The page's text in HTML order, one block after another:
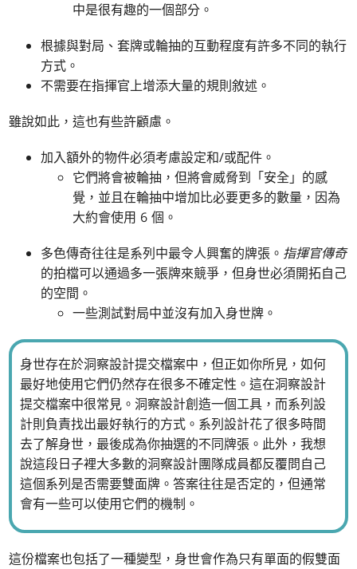
中是很有趣的一個部分。
根據與對局、套牌或輪抽的互動程度有許多不同的執行
方式。
不需要在指揮官上增添大量的規則敘述。
雖說如此，這也有些許顧慮。
加入額外的物件必須考慮設定和/或配件。
它們將會被輪抽，但將會威脅到「安全」的感
覺，並且在輪抽中增加比必要更多的數量，因為
大約會使用 6 個。
多色傳奇往往是系列中最令人興奮的牌張。 指揮官傳奇
的拍檔可以通過多一張牌來競爭，但身世必須開拓自己
的空間。
一些測試對局中並沒有加入身世牌。
身世存在於洞察設計提交檔案中，但正如你所見，如何
最好地使用它們仍然存在很多不確定性。這在洞察設計
提交檔案中很常見。洞察設計創造一個工具，而系列設
計則負責找出最好執行的方式。系列設計花了很多時間
去了解身世，最後成為你抽選的不同牌張。此外，我想
說這段日子裡大多數的洞察設計團隊成員都反覆問自己
這個系列是否需要雙面牌。答案往往是否定的，但通常
會有一些可以使用它們的機制。
這份檔案也包括了一種變型，身世會作為只有單面的假雙面